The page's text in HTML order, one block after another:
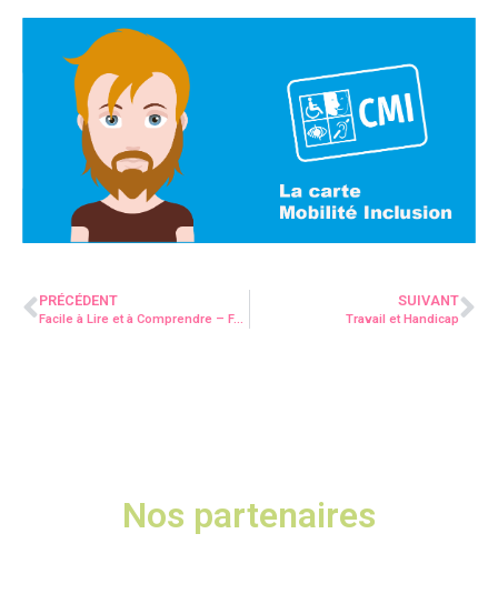
PRÉCÉDENT
Facile à Lire et à Comprendre – FALC
SUIVANT
Travail et Handicap
Nos partenaires